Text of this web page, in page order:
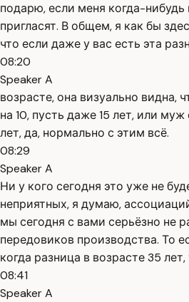
подарю, если меня когда-нибудь
пригласят. В общем, я как бы
что если даже у вас есть эта
08:20
Speaker A
возрасте, она визуально видна,
на 10, пусть даже 15 лет, или
лет, да, нормально с этим всё.
08:29
Speaker A
Ни у кого сегодня это уже не
неприятных, я думаю,
мы сегодня с вами серьёзно не
передовиков производства. То
когда разница в возрасте 35
08:41
Speaker A